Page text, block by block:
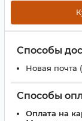
Способы
Новая почта
Способы
Оплата на